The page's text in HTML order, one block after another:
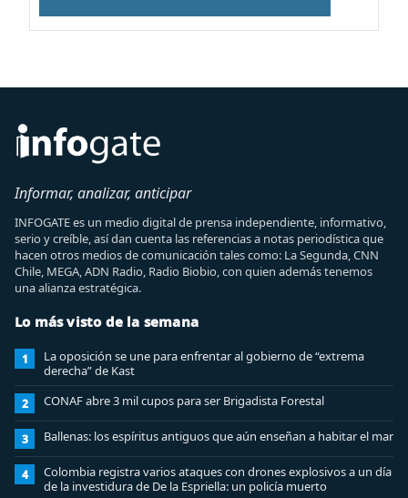
Informar, analizar, anticipar
INFOGATE es un medio digital de prensa independiente, informativo,
serio y creíble, así dan cuenta las referencias a notas periodística que
hacen otros medios de comunicación tales como: La Segunda, CNN
Chile, MEGA, ADN Radio, Radio Biobio, con quien además tenemos
una alianza estratégica.
Lo más visto de la semana
1
La oposición se une para enfrentar al gobierno de “extrema
derecha” de Kast
2 CONAF abre 3 mil cupos para ser Brigadista Forestal
3 Ballenas: los espíritus antiguos que aún enseñan a habitar el mar
4
Colombia registra varios ataques con drones explosivos a un día
de la investidura de De la Espriella: un policía muerto